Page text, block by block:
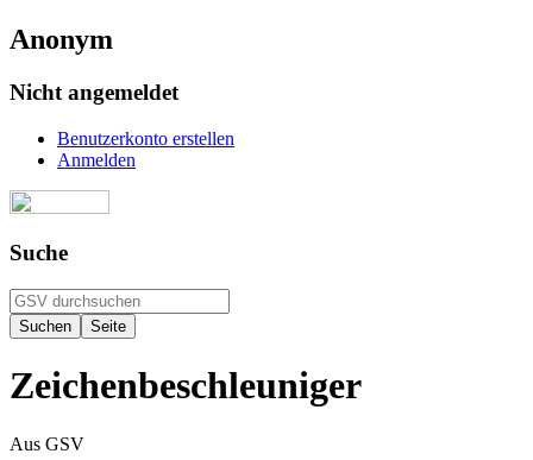
Anonym
Nicht angemeldet
Benutzerkonto erstellen
Anmelden
Suche
Zeichenbeschleuniger
Aus GSV